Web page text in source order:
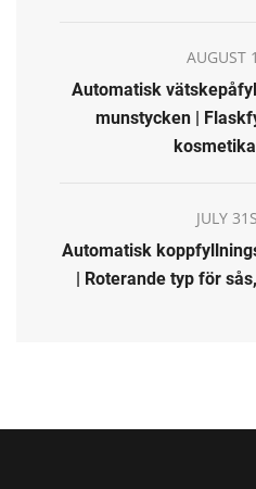
AUGUST
Automatisk
munstycken |
JULY
Automatisk
| Roterande typ för